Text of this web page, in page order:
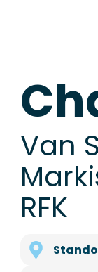
Van
RFK